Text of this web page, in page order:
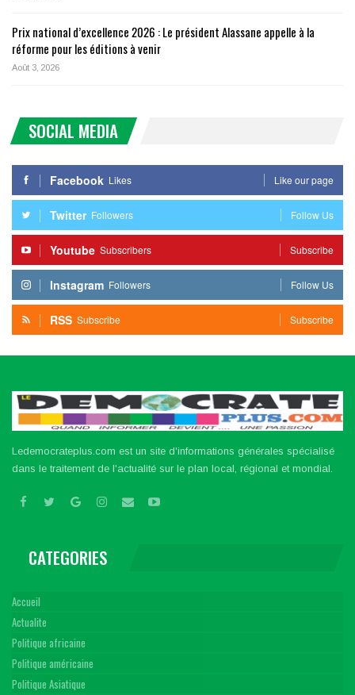
Prix national d’excellence 2026 : Le président Alassane appelle à la
réforme pour les éditions à venir
Août 3, 2026
SOCIAL MEDIA
Facebook Likes Like our page
Twitter Followers Follow Us
Youtube Subscribers Subscribe
Instagram Followers Follow Us
RSS Subscribe Subscribe
Ledemocrateplus.com est un site d'informations générales spécialisé
dans le traitement de l'actualité sur le plan local, régional et mondial.
CATEGORIES
Accueil
Actualite
Politique africaine
Politique américaine
Politique Asiatique